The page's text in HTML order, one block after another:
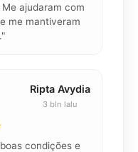
ajudaram com
me mantiveram
Ripta Avydia
3 bln lalu
condições e